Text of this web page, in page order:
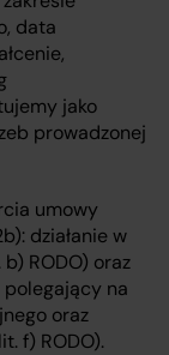
data
jako
prowadzonej
umowy
działanie w
RODO) oraz
na
oraz
f) RODO).